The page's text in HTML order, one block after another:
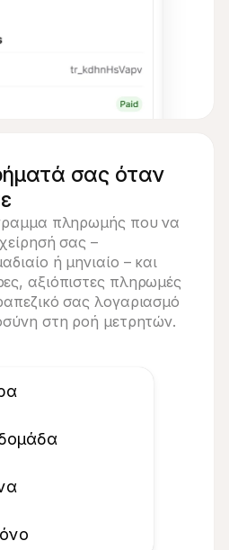
σας όταν
πληρωμής που να
σας –
ή μηνιαίο – και
αξιόπιστες πληρωμές
σας λογαριασμό
στη ροή μετρητών.